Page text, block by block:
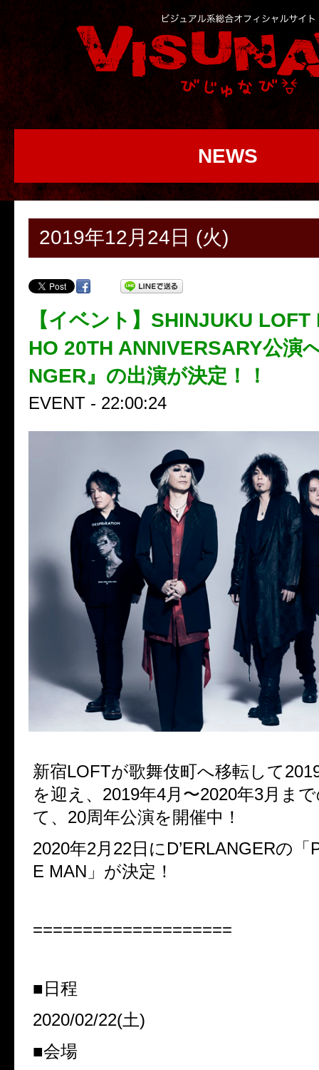
NEWS
2019年12月24日 (火)
【イベント】SHINJUKU
HO 20TH ANNIVERSARY公演
NGER』の出演が決定！！
EVENT - 22:00:24
新宿LOFTが歌舞伎町へ移転して
を迎え、2019年4月〜2020年3月ま
て、20周年公演を開催中！
2020年2月22日にD’ERLANGERの「
E MAN」が決定！
====================
■日程
2020/02/22(土)
■会場